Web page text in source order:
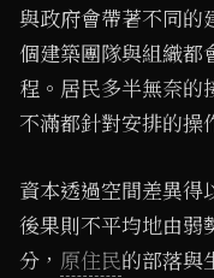
與政府會帶著不同的
個建築團隊與組織都
程。居民多半無奈的
不滿都針對安排的操
資本透過空間差異得
後果則不平均地由弱
分， 原住民的部落與